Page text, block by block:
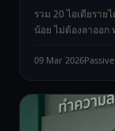
รวม 20 ไอเดียรา
น้อย ไม่ต้องลาออก
09 Mar 2026